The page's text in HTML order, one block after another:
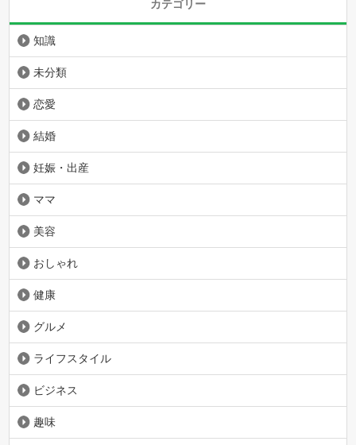
カテゴリー
知識
未分類
恋愛
結婚
妊娠・出産
ママ
美容
おしゃれ
健康
グルメ
ライフスタイル
ビジネス
趣味